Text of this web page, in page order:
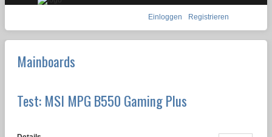
Einloggen Registrieren
Mainboards
Test: MSI MPG B550 Gaming Plus